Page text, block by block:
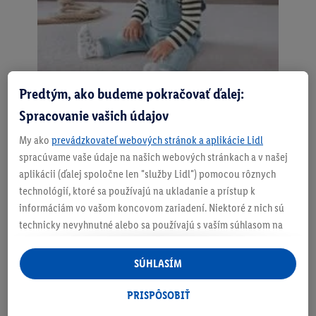
Detské tričká pre najmenších –
kvalita a pohodlie pre vaše
bábätká a batoľatá
Hľadáte kvalitné a pohodlné tričká pre svoje bábätká vo
širokú ponuku detských tričiek pre dievčatká aj chlapcov
v rôznych farbách, vzoroch a strihoch. Naše tričká sú
vyrobené z jemných a priedušných materiálov, ktoré
Predtým, ako budeme pokračovať ďalej:
Spracovanie vašich údajov
My ako prevádzkovateľ webových stránok a aplikácie Lidl
spracúvame vaše údaje na našich webových stránkach a v našej
aplikácii (ďalej spoločne len "služby Lidl") pomocou rôznych
technológií, ktoré sa používajú na ukladanie a prístup k
informáciám vo vašom koncovom zariadení. Niektoré z nich sú
technicky nevyhnutné alebo sa používajú s vaším súhlasom na
personalizovanú reklamu v rámci služieb Lidl aj mimo nich. Ak
ste účastníkom programu Lidl Plus, na tieto účely sa spracúvajú
aj údaje z vášho nákupného správania v obchode.
PRISPÔSOBIŤ
SÚHLASÍM